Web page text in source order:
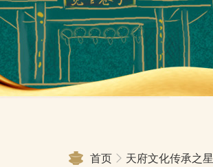
首页 天府文化传承之星